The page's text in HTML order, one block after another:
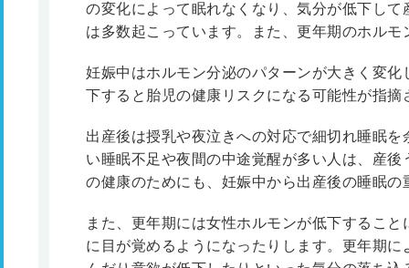
の変化によって眠れなくなり、気分が低下し
は多数起こっています。また、更年期のホル
妊娠中はホルモン分泌のパターンが大きく変
下すると胎児の健康リスクになる可能性が指摘
出産後は授乳や夜泣きへの対応で細切れ睡眠
い睡眠不足や夜間の中途覚醒が多い人は、産
の健康のためにも、妊娠中から出産後の睡眠
また、更年期には女性ホルモンが低下するこ
に目が覚めるようになったりします。更年期